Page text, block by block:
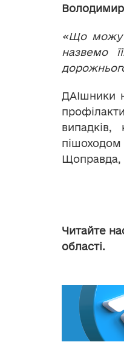
Володимир
«Що можу
назвемо
ДАІшники
Щоправда,
Читайте
області.